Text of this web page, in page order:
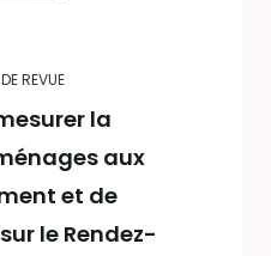
REVUE
la
aux
et de
le Rendez-